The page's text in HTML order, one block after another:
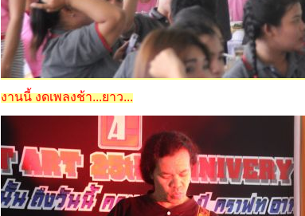
งานนี้ งดเพลงช้า...ยาว...